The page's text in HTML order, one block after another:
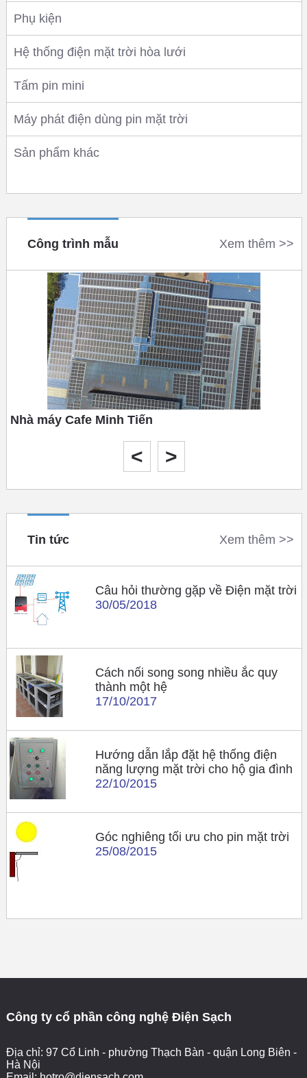
Phụ kiện
Hệ thống điện mặt trời hòa lưới
Tấm pin mini
Máy phát điện dùng pin mặt trời
Sản phẩm khác
Công trình mẫu Xem thêm >>
Nhà máy Cafe Minh Tiến
< >
Tin tức Xem thêm >>
Câu hỏi thường gặp về Điện mặt trời
30/05/2018
Cách nối song song nhiều ắc quy
thành một hệ
17/10/2017
Hướng dẫn lắp đặt hệ thống điện
năng lượng mặt trời cho hộ gia đình
22/10/2015
Góc nghiêng tối ưu cho pin mặt trời
25/08/2015
Công ty cổ phần công nghệ Điện Sạch
Địa chỉ: 97 Cổ Linh - phường Thạch Bàn - quận Long Biên -
Hà Nội